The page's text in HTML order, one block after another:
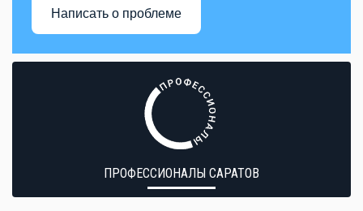
Написать о проблеме
ПРОФЕССИОНАЛЫ САРАТОВ